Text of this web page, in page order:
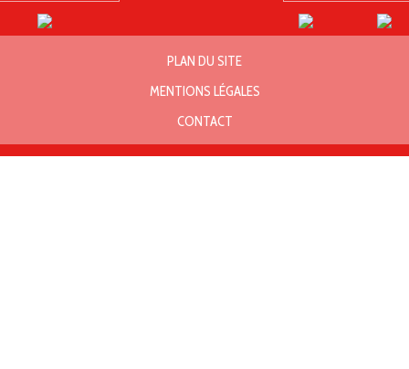
PLAN DU SITE
MENTIONS LÉGALES
CONTACT